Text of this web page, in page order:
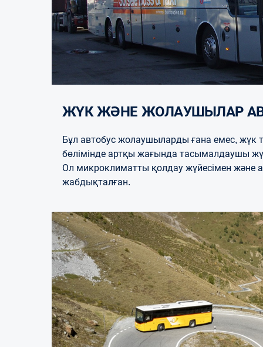
ЖҮК ЖӘНЕ ЖОЛАУШЫЛАР
Бұл автобус жолаушыларды ғана емес,
бөлімінде артқы жағында тасымалдаушы
Ол микроклиматты қолдау жүйесімен және
жабдықталған.